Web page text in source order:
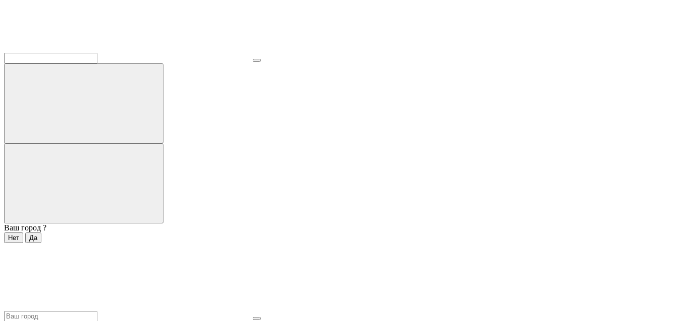
Ваш город ?
Нет Да